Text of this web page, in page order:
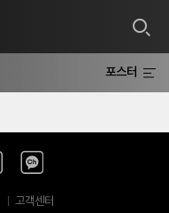
포스터
고객센터